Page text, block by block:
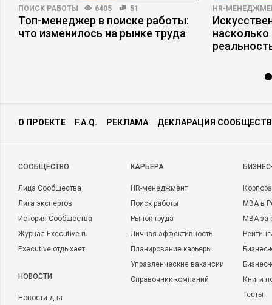
ПОИСК РАБОТЫ 6405 51
Топ-менеджер в поиске работы:
что изменилось на рынке труда
HR-
О ПРОЕКТЕ F.A.Q. РЕКЛАМА ДЕКЛАРАЦИЯ
CООБЩЕСТВО
Лица Сообщества
Лига экспертов
История Сообщества
Журнал Executive.ru
Executive отдыхает
НОВОСТИ
Новости дня
КАРЬЕРА
HR-менеджмент
Поиск работы
Рынок труда
Личная эффективность
Планирование карьеры
Управленческие вакансии
Справочник компаний
MBA в
MBA
Бизнес-
Книги
Тесты